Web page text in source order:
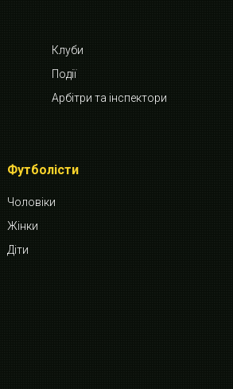
Клуби
Події
Арбітри та інспектори
Футболісти
Чоловіки
Жінки
Діти